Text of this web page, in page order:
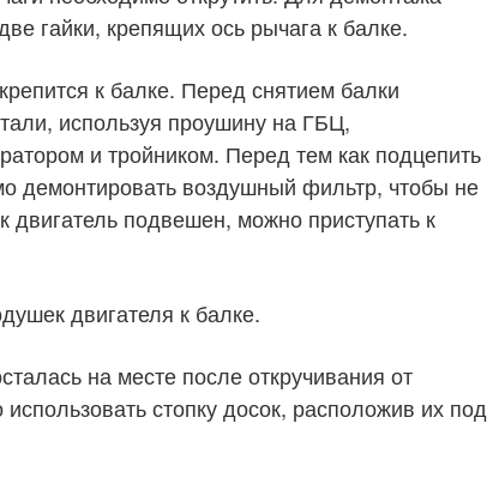
гайки, крепящих ось рычага к балке.
к балке. Перед снятием балки
используя проушину на ГБЦ,
и тройником. Перед тем как подцепить
демонтировать воздушный фильтр, чтобы не
двигатель подвешен, можно приступать к
двигателя к балке.
на месте после откручивания от
стопку досок, расположив их под